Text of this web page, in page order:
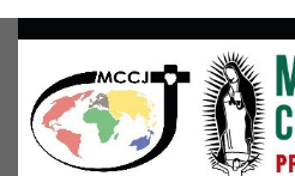
content